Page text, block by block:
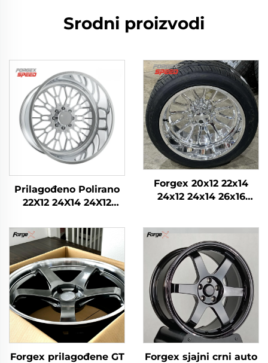
Srodni proizvodi
Prilagođeno Polirano
22X12 24X14 24X12
8x180 6x139.7 Legirano
Kovano Kamionsko
Koloč za Ford F-350
RAM1500 2500 Obod
Forgex 20x12 22x14
24x12 24x14 26x16
terenski kovani kotači
za Chevrolet GMC
2500HD Silverado Ram
SUV
Forgex prilagođene GT Forgex sjajni crni auto